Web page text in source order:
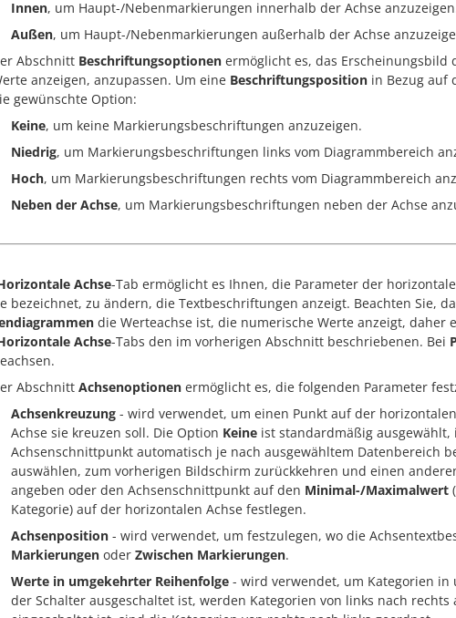
Innen, um Haupt-/Nebenmarkierungen innerhalb der Achse
Außen, um Haupt-/Nebenmarkierungen außerhalb der Achse
Abschnitt Beschriftungsoptionen ermöglicht es, das
anzeigen, anzupassen. Um eine Beschriftungsposition in Bezug auf
gewünschte Option:
Keine, um keine Markierungsbeschriftungen anzuzeigen.
Niedrig, um Markierungsbeschriftungen links vom Diagrammbereich
Hoch, um Markierungsbeschriftungen rechts vom Diagrammbereich
Neben der Achse, um Markierungsbeschriftungen neben der Achse
Achse-Tab ermöglicht es Ihnen, die Parameter der
bezeichnet, zu ändern, die Textbeschriftungen anzeigt. Beachten Sie,
die Werteachse ist, die numerische Werte anzeigt, daher
Achse-Tabs den im vorherigen Abschnitt beschriebenen. Bei
Abschnitt Achsenoptionen ermöglicht es, die folgenden Parameter
Achsenkreuzung - wird verwendet, um einen Punkt auf der
Achse sie kreuzen soll. Die Option Keine ist standardmäßig
Achsenschnittpunkt automatisch je nach ausgewähltem Datenbereich
auswählen, zum vorherigen Bildschirm zurückkehren und einen
angeben oder den Achsenschnittpunkt auf den Minimal-/Maximalwert
Kategorie) auf der horizontalen Achse festlegen.
Achsenposition - wird verwendet, um festzulegen, wo die
Markierungen oder Zwischen Markierungen.
Werte in umgekehrter Reihenfolge - wird verwendet, um Kategorien in
der Schalter ausgeschaltet ist, werden Kategorien von links nach rechts